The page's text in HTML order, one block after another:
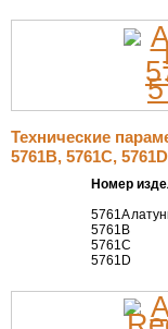
Технические
5761B, 5761C, 5761D
Номер
5761A
5761B
5761C
5761D